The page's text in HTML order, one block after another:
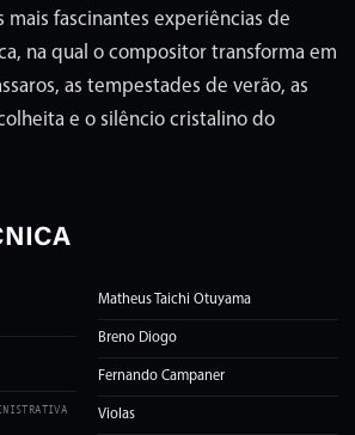
mais fascinantes experiências de
na qual o compositor transforma em
as tempestades de verão, as
e o silêncio cristalino do
Matheus Taichi Otuyama
Breno Diogo
Fernando Campaner
Violas